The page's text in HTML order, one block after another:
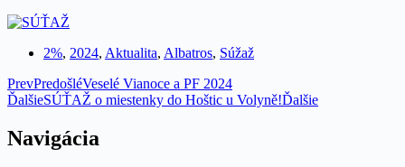
2%, 2024, Aktualita, Albatros, Súžaž
PrevPredošléVeselé Vianoce a PF 2024
ĎalšieSÚŤAŽ o miestenky do Hoštic u Volyně!Ďalšie
Navigácia